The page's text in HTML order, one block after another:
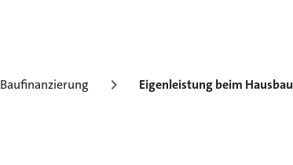
Baufinanzierung Eigenleistung beim Hausbau